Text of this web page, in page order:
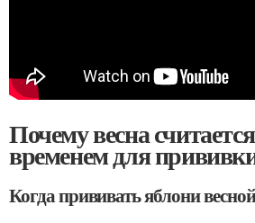
Почему весна
временем для
Когда прививать яблони весной